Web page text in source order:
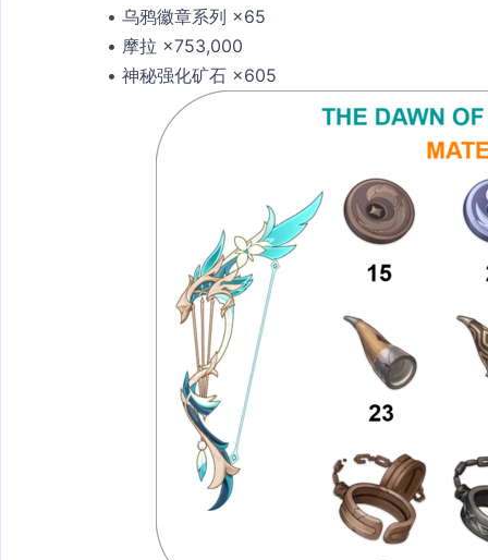
乌鸦徽章系列 ×65
摩拉 ×753,000
神秘强化矿石 ×605